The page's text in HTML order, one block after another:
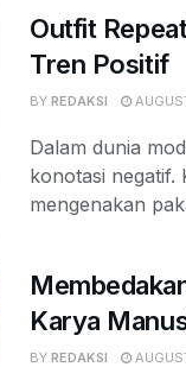
Outfit
Tren Positif
BY REDAKSI
Dalam dunia
konotasi negatif.
mengenakan
Karya
BY REDAKSI